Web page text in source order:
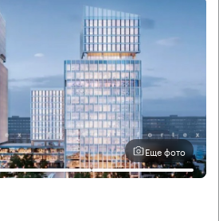
Еще фото